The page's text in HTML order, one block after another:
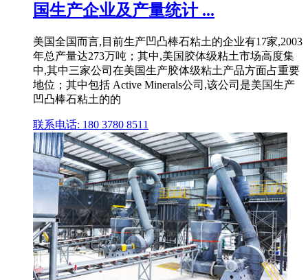
国生产企业及产量统计 ...
美国全国而言,目前生产凹凸棒石粘土的企业有17家,2003
年总产量达273万吨；其中,美国胶体级粘土市场高度集
中,其中三家公司在美国生产胶体级粘土产品方面占重要
地位；其中包括 Active Minerals公司,该公司是美国生产
凹凸棒石粘土的的
联系电话: 180 3780 8511